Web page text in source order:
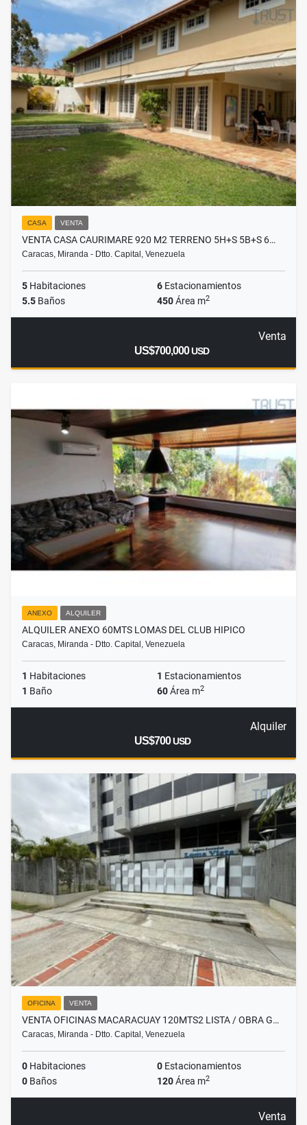
CASA VENTA
VENTA CASA CAURIMARE 920 M2 TERRENO 5H+S 5B+S 6…
Caracas, Miranda - Dtto. Capital, Venezuela
5 Habitaciones 6 Estacionamientos
5.5 Baños 450Área m2
Venta
US$700,000USD
ANEXO ALQUILER
ALQUILER ANEXO 60MTS LOMAS DEL CLUB HIPICO
Caracas, Miranda - Dtto. Capital, Venezuela
1 Habitaciones 1 Estacionamientos
1 Baño 60Área m2
Alquiler
US$700USD
OFICINA VENTA
VENTA OFICINAS MACARACUAY 120MTS2 LISTA / OBRA G…
Caracas, Miranda - Dtto. Capital, Venezuela
0 Habitaciones 0 Estacionamientos
0 Baños 120Área m2
Venta